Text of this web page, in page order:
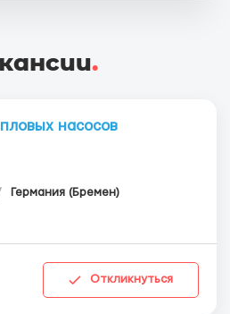
.
насосов
Германия (Бремен)
Откликнуться